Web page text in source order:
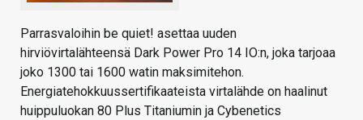
Parrasvaloihin be quiet! asettaa uuden
hirviövirtalähteensä Dark Power Pro 14 IO:n, joka tarjoaa
joko 1300 tai 1600 watin maksimitehon.
Energiatehokkuussertifikaateista virtalähde on haalinut
huippuluokan 80 Plus Titaniumin ja Cybenetics